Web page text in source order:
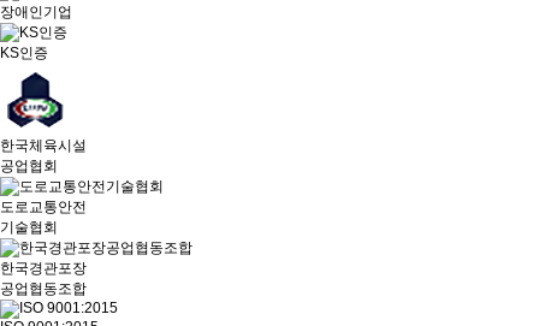
장애인기업
KS인증
한국체육시설
공업협회
도로교통안전
기술협회
한국경관포장
공업협동조합